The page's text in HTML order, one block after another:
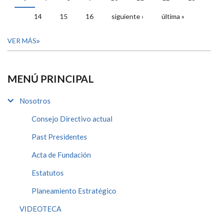
14 15 16 siguiente › última »
VER MÁS
MENÚ PRINCIPAL
Nosotros
Consejo Directivo actual
Past Presidentes
Acta de Fundación
Estatutos
Planeamiento Estratégico
VIDEOTECA